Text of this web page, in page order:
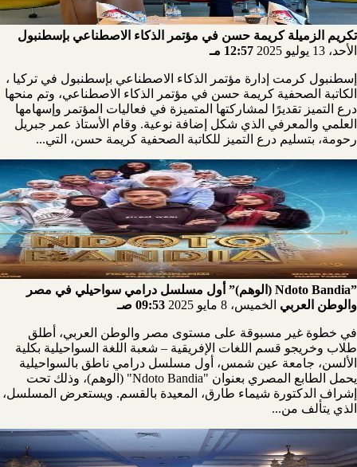
تكريم الزميلة كريمة حسن في مؤتمر الذكاء الاصطناعي بإسطنبول
الأحد، 13 يوليو 2025
12:57 مـ
إسطنبول كرمت إدارة مؤتمر الذكاء الاصطناعي بإسطنبول في تركيا ،
الكاتبة الصحفية كريمة حسن في مؤتمر الذكاء الاصطناعي، وتم منحها
درع التميز تقديرًا لمشاركتها المتميزة في فعاليات المؤتمر وإسهامها
العلمي والمعرفي الذي شكل إضافة نوعية. وقام الأستاذ عمر جبريل
رحومة، بتسليم درع التميز للكاتبة الصحفية كريمة حسن، التي...
”Ndoto Bandia (الوهم)” أول مسلسل درامي سواحيلي في مصر
والوطن العربي الخميس، 8 مايو 2025 09:53 صـ
في خطوة غير مسبوقة على مستوى مصر والوطن العربي، أطلق
طلاب وخريجو قسم اللغات الإفريقية – شعبة اللغة السواحيلية بكلية
الألسن، جامعة عين شمس، أول مسلسل درامي ناطق بالسواحيلية
يحمل الطابع المصري بعنوان "Ndoto Bandia" (الوهم)، وذلك تحت
إشراف الدكتورة شيماء طارق، المعيدة بالقسم. ويستعرض المسلسل،
الذي يتألف من...